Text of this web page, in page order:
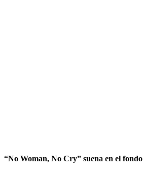
“No Woman, No Cry” suena en el fondo